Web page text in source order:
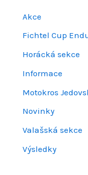
Akce
Fichtel Cup
Horácká sekce
Informace
Motokros
Novinky
Valašská sekce
Výsledky